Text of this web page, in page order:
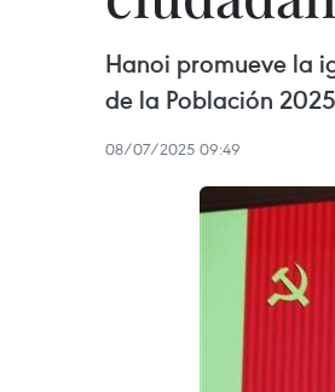
Hanoi promueve la
de la Población
08/07/2025 09:49